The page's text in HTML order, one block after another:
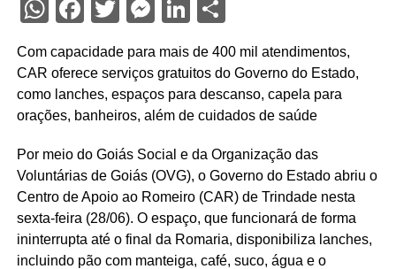
WhatsApp
Facebook
Twitter
Messenger
LinkedIn
Share
Com capacidade para mais de 400 mil atendimentos,
CAR oferece serviços gratuitos do Governo do Estado,
como lanches, espaços para descanso, capela para
orações, banheiros, além de cuidados de saúde
Por meio do Goiás Social e da Organização das
Voluntárias de Goiás (OVG), o Governo do Estado abriu o
Centro de Apoio ao Romeiro (CAR) de Trindade nesta
sexta-feira (28/06). O espaço, que funcionará de forma
ininterrupta até o final da Romaria, disponibiliza lanches,
incluindo pão com manteiga, café, suco, água e o